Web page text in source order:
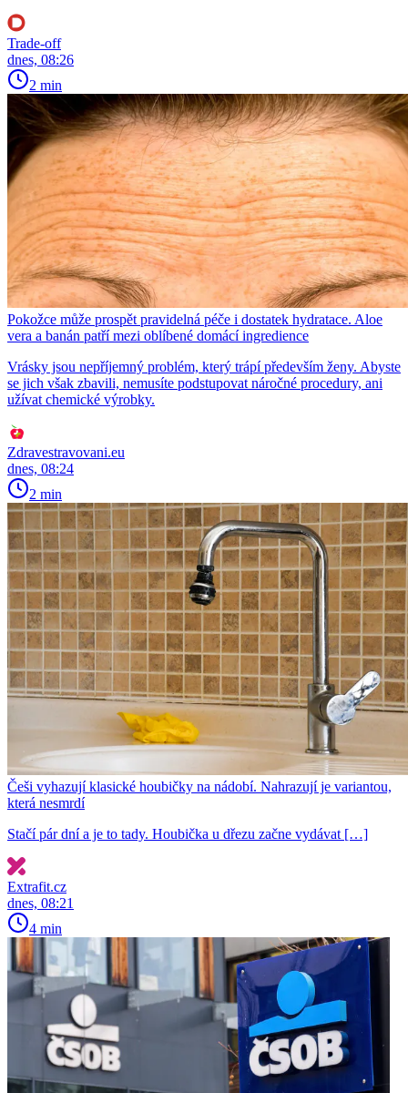
Trade-off
dnes, 08:26
2 min
Pokožce může prospět pravidelná péče i dostatek hydratace. Aloe
vera a banán patří mezi oblíbené domácí ingredience
Vrásky jsou nepříjemný problém, který trápí především ženy. Abyste
se jich však zbavili, nemusíte podstupovat náročné procedury, ani
užívat chemické výrobky.
Zdravestravovani.eu
dnes, 08:24
2 min
Češi vyhazují klasické houbičky na nádobí. Nahrazují je variantou,
která nesmrdí
Stačí pár dní a je to tady. Houbička u dřezu začne vydávat […]
Extrafit.cz
dnes, 08:21
4 min